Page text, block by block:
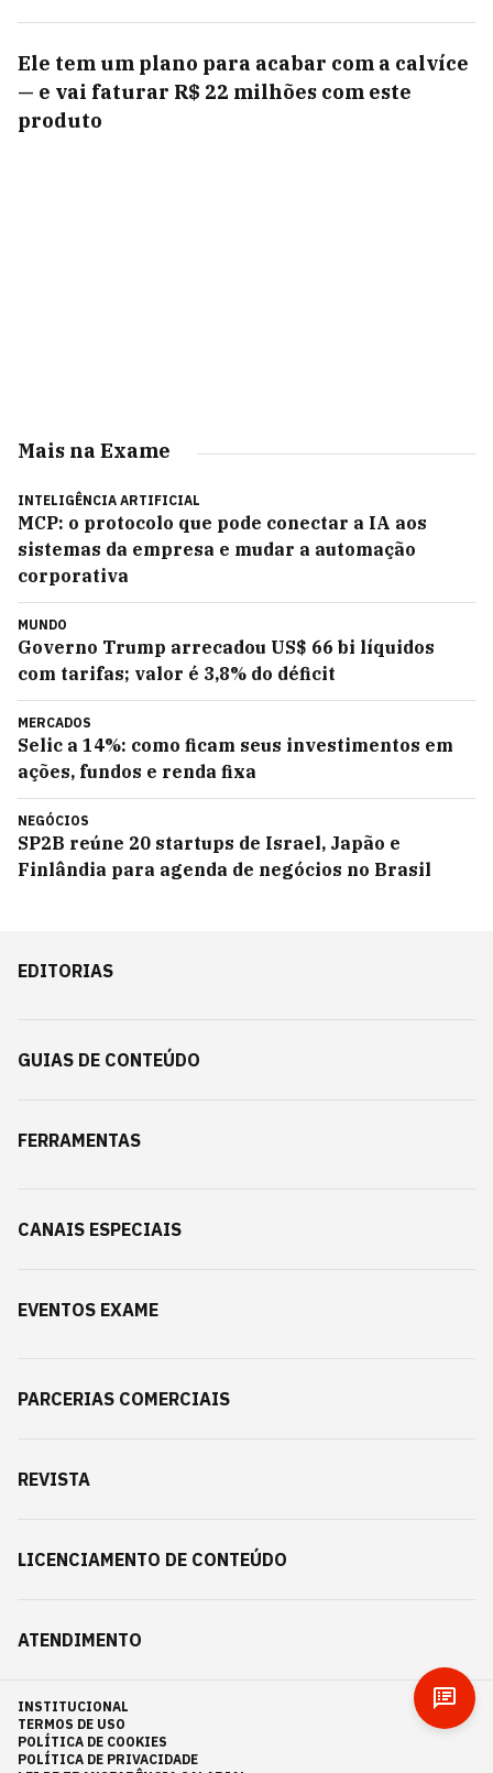
Ele tem um plano para acabar com a calvíce
— e vai faturar R$ 22 milhões com este
produto
Mais na Exame
INTELIGÊNCIA ARTIFICIAL
MCP: o protocolo que pode conectar a IA aos
sistemas da empresa e mudar a automação
corporativa
MUNDO
Governo Trump arrecadou US$ 66 bi líquidos
com tarifas; valor é 3,8% do déficit
MERCADOS
Selic a 14%: como ficam seus investimentos em
ações, fundos e renda fixa
NEGÓCIOS
SP2B reúne 20 startups de Israel, Japão e
Finlândia para agenda de negócios no Brasil
EDITORIAS
GUIAS DE CONTEÚDO
FERRAMENTAS
CANAIS ESPECIAIS
EVENTOS EXAME
PARCERIAS COMERCIAIS
REVISTA
LICENCIAMENTO DE CONTEÚDO
ATENDIMENTO
INSTITUCIONAL
TERMOS DE USO
POLÍTICA DE COOKIES
POLÍTICA DE PRIVACIDADE